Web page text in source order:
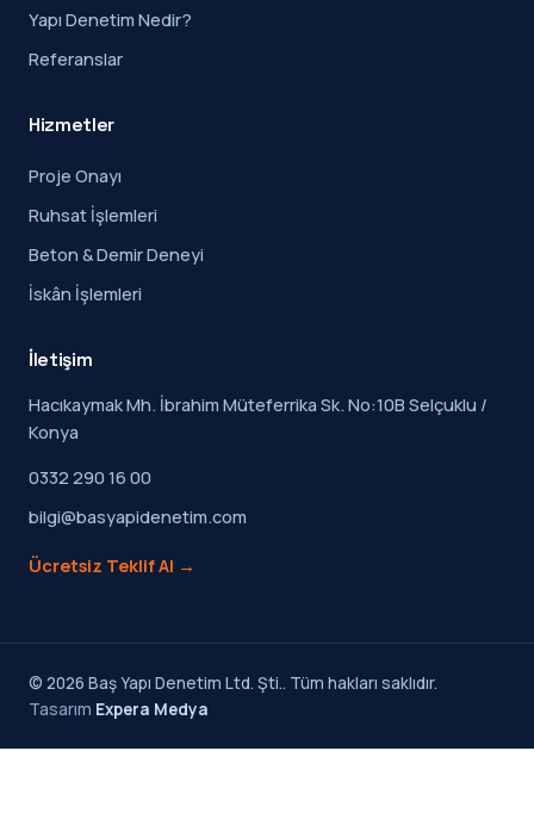
Yapı Denetim Nedir?
Referanslar
Hizmetler
Proje Onayı
Ruhsat İşlemleri
Beton & Demir Deneyi
İskân İşlemleri
İletişim
Hacıkaymak Mh. İbrahim Müteferrika Sk. No:10B Selçuklu /
Konya
0332 290 16 00
bilgi@basyapidenetim.com
Ücretsiz Teklif Al →
© 2026 Baş Yapı Denetim Ltd. Şti.. Tüm hakları saklıdır.
Tasarım Expera Medya